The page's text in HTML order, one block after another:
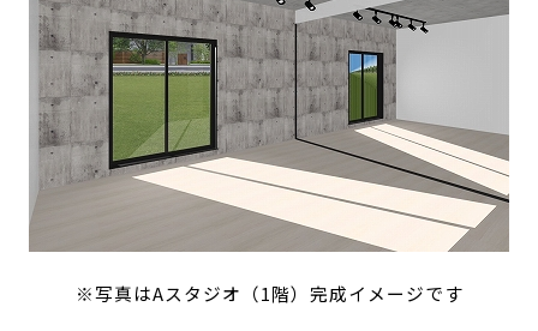
※写真はAスタジオ（1階）完成イメージです